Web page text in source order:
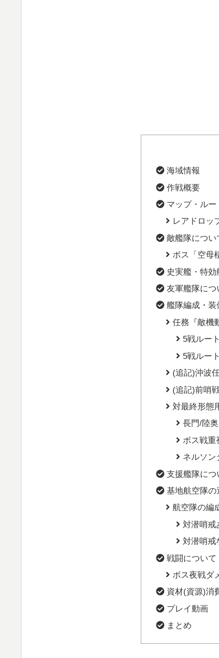
海域情報
作戦概要
マップ・ルー
レアドロッ
敵艦隊につい
ボス「空母
史実艦・特
友軍艦隊につ
艦隊編成・装
任務『敵機
5戦ルー
5戦ルー
(追記)沖波
(追記)前哨
対最終形態
長門/陸
ボス戦重
ネルソン
支援艦隊につ
基地航空隊の
航空隊の編
対潜哨戒
対潜哨戒
戦闘について
ボス夜戦ダ
資材(資源)消
プレイ動画
まとめ